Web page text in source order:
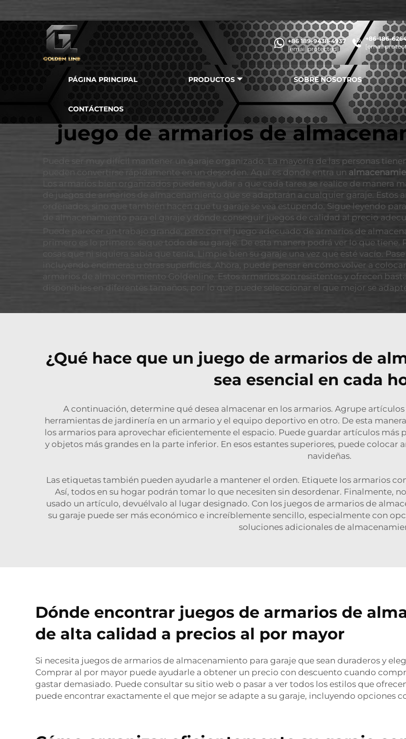
+86 189-9438-4937
[email protected]
+86-186-
[email
PÁGINA PRINCIPAL PRODUCTOS SOBRE NOSOTROS
CONTÁCTENOS
juego de armarios de
Puede ser muy difícil mantener un garaje organizado. La mayoría de las personas
pueden convertirse rápidamente en un desorden. Aquí es donde entra un
Los armarios bien organizados pueden ayudar a que cada tarea se realice de manera
de juegos de armarios de almacenamiento que se adaptarán a cualquier garaje. Estos
ordenados, sino que también hacen que tu garaje se vea estupendo. Sigue leyendo
de almacenamiento para el garaje y dónde conseguir juegos de calidad al precio
Puede parecer un trabajo grande, pero con el juego adecuado de armarios de
primero es lo primero: saque todo de su garaje. De esta manera podrá ver lo que
cosas que ni siquiera sabía que tenía. Limpie bien su garaje una vez que esté vacío.
incluyendo encimeras u otras superficies. Ahora, puede pensar en cómo volver a
armarios de almacenamiento Goldenline. Estos armarios son resistentes y ofrecen
disponibles en diferentes tamaños, por lo que puede seleccionar el que mejor se
¿Qué hace que un juego de armarios de
sea esencial en cada
A continuación, determine qué desea almacenar en los armarios. Agrupe
herramientas de jardinería en un armario y el equipo deportivo en otro. De esta
los armarios para aprovechar eficientemente el espacio. Puede guardar artículos más
y objetos más grandes en la parte inferior. En esos estantes superiores, puede
navideñas.
Las etiquetas también pueden ayudarle a mantener el orden. Etiquete los armarios
Así, todos en su hogar podrán tomar lo que necesiten sin desordenar. Finalmente,
usado un artículo, devuélvalo al lugar designado. Con los juegos de armarios de
su garaje puede ser más económico e increíblemente sencillo, especialmente con
soluciones adicionales de
Dónde encontrar juegos de armarios de
de alta calidad a precios al por mayor
Si necesita juegos de armarios de almacenamiento para garaje que sean duraderos y
Comprar al por mayor puede ayudarle a obtener un precio con descuento cuando
gastar demasiado. Puede consultar su sitio web o pasar a ver todos los estilos que
puede encontrar exactamente el que mejor se adapte a su garaje, incluyendo opciones